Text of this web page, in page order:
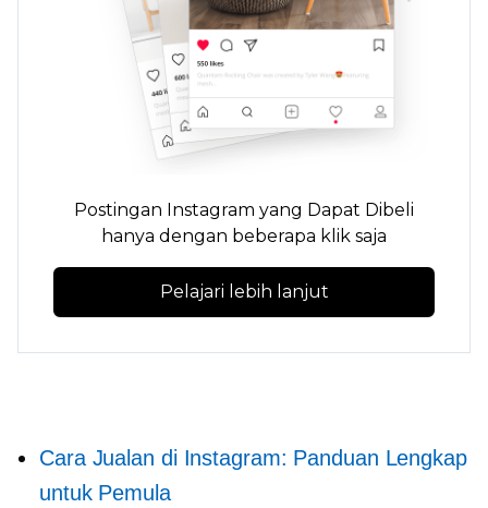
Postingan Instagram yang Dapat Dibeli
hanya dengan beberapa klik saja
Pelajari lebih lanjut
Cara Jualan di Instagram: Panduan Lengkap
untuk Pemula